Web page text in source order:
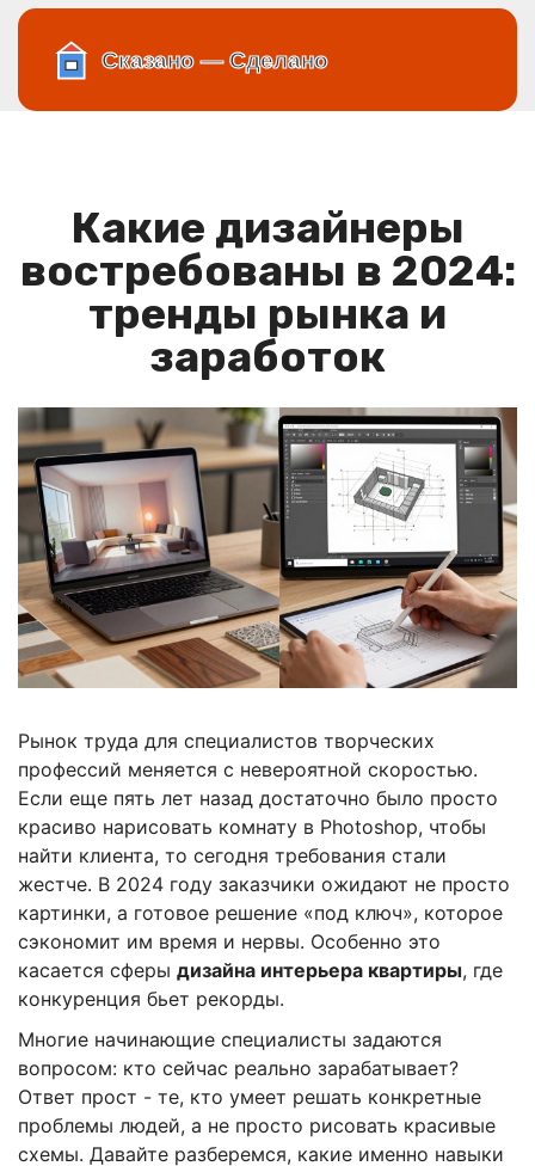
Какие дизайнеры
востребованы в 2024:
тренды рынка и
заработок
Рынок труда для специалистов творческих
профессий меняется с невероятной скоростью.
Если еще пять лет назад достаточно было просто
красиво нарисовать комнату в Photoshop, чтобы
найти клиента, то сегодня требования стали
жестче. В 2024 году заказчики ожидают не просто
картинки, а готовое решение «под ключ», которое
сэкономит им время и нервы. Особенно это
касается сферы дизайна интерьера квартиры, где
конкуренция бьет рекорды.
Многие начинающие специалисты задаются
вопросом: кто сейчас реально зарабатывает?
Ответ прост - те, кто умеет решать конкретные
проблемы людей, а не просто рисовать красивые
схемы. Давайте разберемся, какие именно навыки